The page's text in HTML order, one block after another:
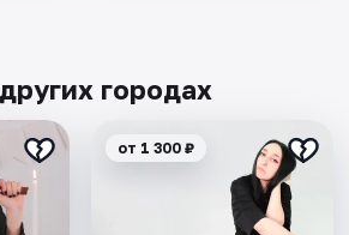
городах
от 1 300 ₽